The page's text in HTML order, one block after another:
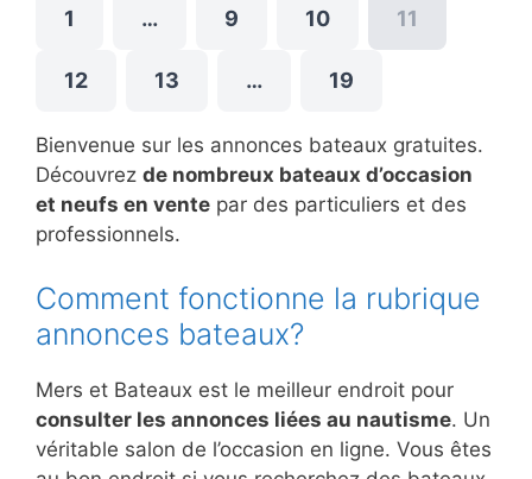
1 … 9 10 11
12 13 … 19
Bienvenue sur les annonces bateaux gratuites.
Découvrez de nombreux bateaux d’occasion
et neufs en vente par des particuliers et des
professionnels.
Comment fonctionne la rubrique
annonces bateaux?
Mers et Bateaux est le meilleur endroit pour
consulter les annonces liées au nautisme. Un
véritable salon de l’occasion en ligne. Vous êtes